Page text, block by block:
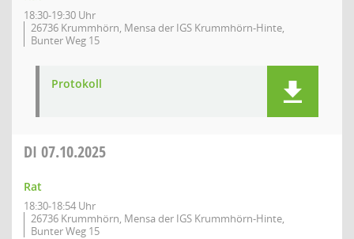
18:30-19:30 Uhr
26736 Krummhörn, Mensa der IGS Krummhörn-Hinte,
Bunter Weg 15
Protokoll
DI 07.10.2025
Rat
18:30-18:54 Uhr
26736 Krummhörn, Mensa der IGS Krummhörn-Hinte,
Bunter Weg 15